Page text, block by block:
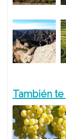
También